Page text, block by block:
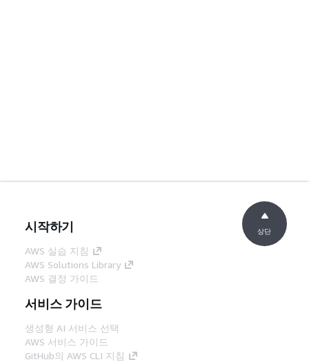
시작하기
AWS 실습 지침
AWS Solutions Library
AWS 결정 가이드
서비스 가이드
생성형 AI 서비스 선택
AWS 서비스 가이드
GitHub의 AWS CLI 지침
상단